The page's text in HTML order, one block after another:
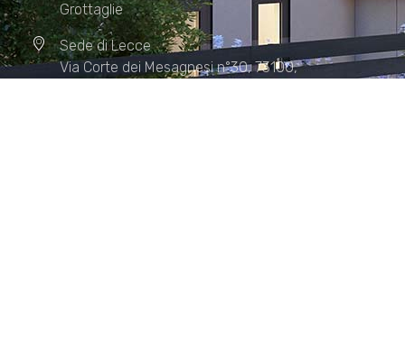
Grottaglie
Sede di Lecce
Via Corte dei Mesagnesi n°30, 73100,